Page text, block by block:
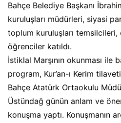
Bahçe Belediye Başkanı
kuruluşları müdürleri, siyasi
toplum kuruluşları
öğrenciler katıldı.
İstiklal Marşının okunması ile
program, Kur’an-ı Kerim
Bahçe Atatürk Ortaokulu
Üstündağ günün anlam ve
konuşma yaptı. Konuşmanın